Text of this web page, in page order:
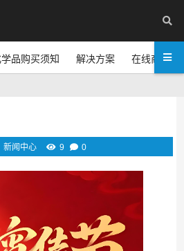
品购买须知 解决方案 在线商城
新闻中心 9 0